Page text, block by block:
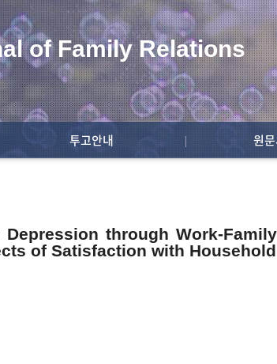
of Family Relations
투고안내 원
through Work-
of Satisfaction with